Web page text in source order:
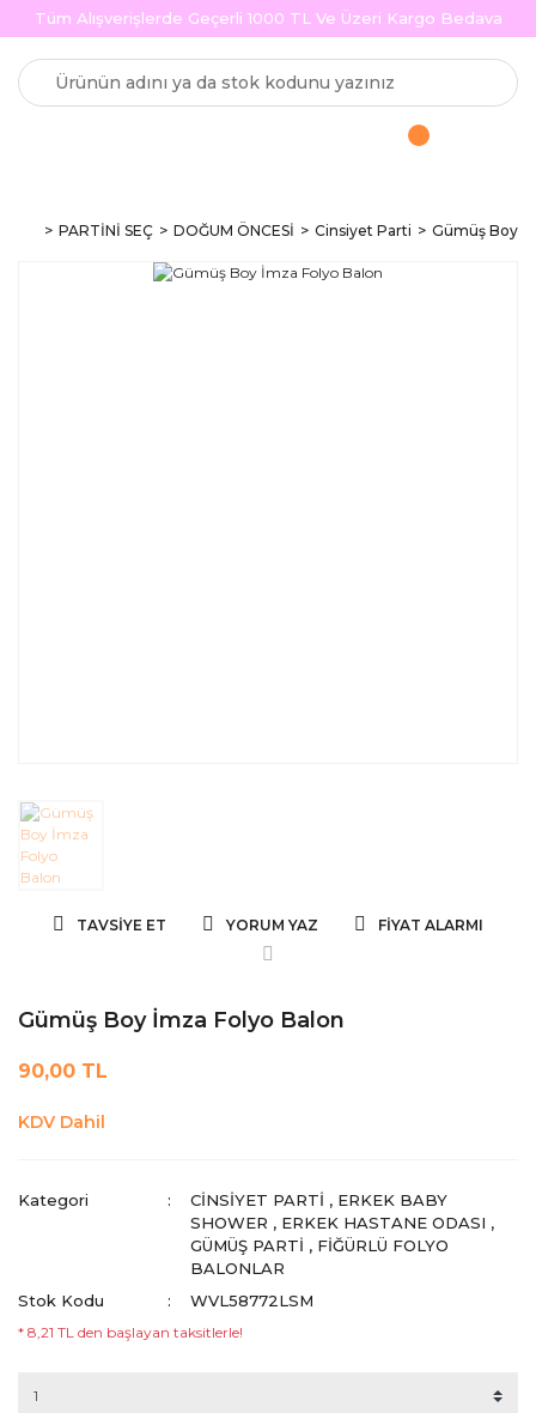
Tüm Alışverişlerde Geçerli 1000 TL Ve Üzeri Kargo Bedava
PARTİNİ SEÇ DOĞUM ÖNCESİ Cinsiyet Parti Gümüş Boy
TAVSIYE ET YORUM YAZ FIYAT ALARMI
Gümüş Boy İmza Folyo Balon
90,00 TL
KDV Dahil
Kategori CINSIYET PARTI , ERKEK BABY
SHOWER , ERKEK HASTANE ODASI ,
GÜMÜŞ PARTI , FIĞÜRLÜ FOLYO
BALONLAR
Stok Kodu
WVL58772LSM
* 8,21 TL den başlayan taksitlerle!